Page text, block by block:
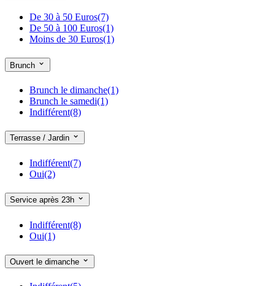
Censier Daubenton(7)
Champ de Mars Tour Eiffel
Champs-Elysées Clémenceau
Charles Michels
Charonne
Chaussée d'Antin La Fayette
Chemin Vert(13)
Chevaleret(1)
Château Rouge
Châtelet Les Halles
Cité(1)
Cité Universitaire
Cluny La Sorbonne
Colonel Fabien(2)
Concorde(11)
Convention
Cour Saint Emilion
Courcelles(4)
Couronnes (2)
De 30 à 50 Euros(7)
De 50 à 100 Euros(1)
Moins de 30 Euros(1)
Brunch
Brunch le dimanche(1)
Brunch le samedi(1)
Indifférent(8)
Terrasse / Jardin
Indifférent(7)
Oui(2)
Service après 23h
Indifférent(8)
Oui(1)
Ouvert le dimanche